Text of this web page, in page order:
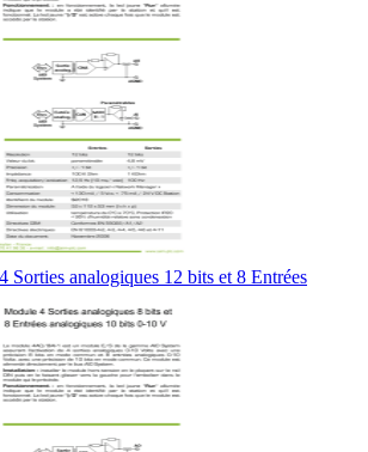
analogiques 12 bits et 8 Entrées